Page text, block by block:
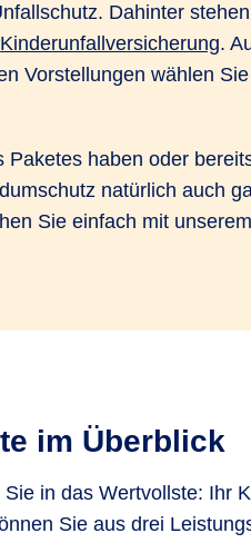
Dahinter
Kinderunfallversicherung.
Vorstellungen wählen
haben oder
natürlich auch
Sie einfach mit unserem
im Überblick
in das Wertvollste: Ihr
Sie aus drei